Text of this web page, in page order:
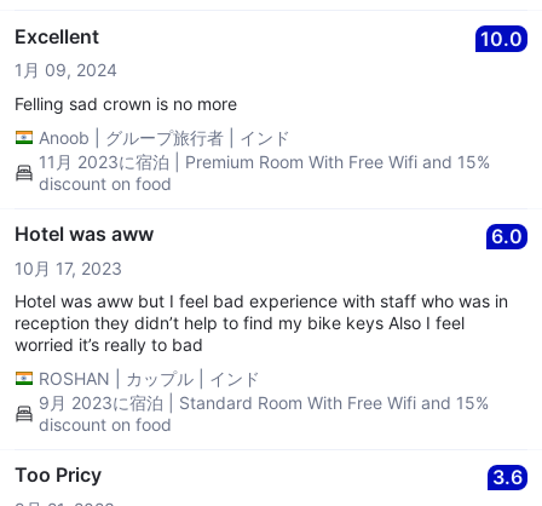
Excellent 10.0
1月 09, 2024
Felling sad crown is no more
Anoob
グループ旅行者
インド
11月 2023に宿泊 | Premium Room With Free Wifi and 15%
discount on food
Hotel was aww 6.0
10月 17, 2023
Hotel was aww but I feel bad experience with staff who was in
reception they didn’t help to find my bike keys Also I feel
worried it’s really to bad
ROSHAN
カップル
インド
9月 2023に宿泊 | Standard Room With Free Wifi and 15%
discount on food
Too Pricy 3.6